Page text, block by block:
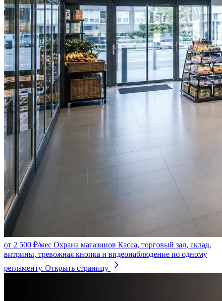
от 2 500 ₽/мес Охрана магазинов Касса, торговый зал, склад,
витрины, тревожная кнопка и видеонаблюдение по одному
регламенту. Открыть страницу